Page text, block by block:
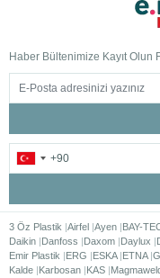
Haber Bültenimize Kayıt Olun
3 Öz Plastik Airfel Ayen BAY-
Daikin Danfoss Daxom Daylux
Emir Plastik
ERG ESKA ETNA
Kalde Karbosan KAS